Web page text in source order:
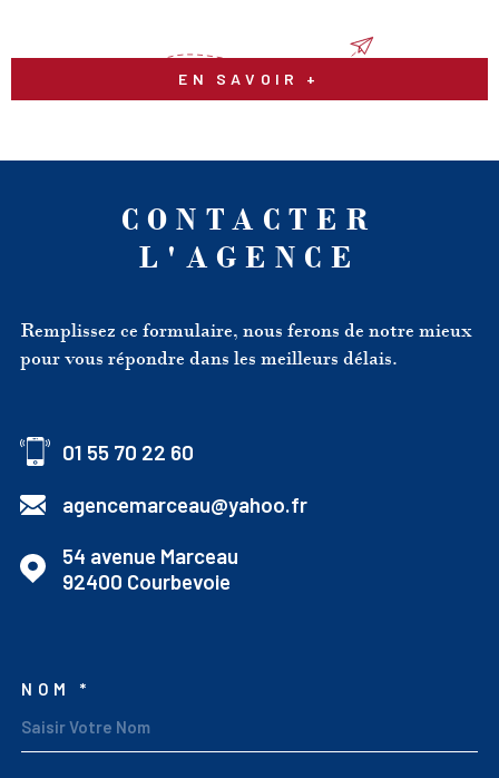
EN SAVOIR +
CONTACTER
L'AGENCE
Remplissez ce formulaire, nous ferons de notre mieux
pour vous répondre dans les meilleurs délais.
01 55 70 22 60
agencemarceau@yahoo.fr
54 avenue Marceau
92400
Courbevoie
NOM *